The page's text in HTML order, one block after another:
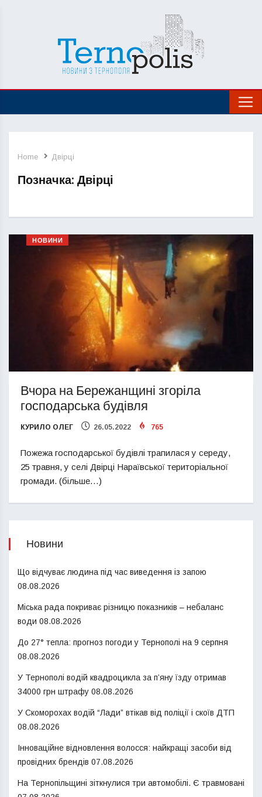
Home Двірці
Позначка: Двірці
НОВИНИ
Вчора на Бережанщині згоріла
господарська будівля
КУРИЛО ОЛЕГ 26.05.2022 765
Пожежа господарської будівлі трапилася у середу,
25 травня, у селі Двірці Нараївської територіальної
громади. (більше…)
Новини
Що відчуває людина під час виведення із запою
08.08.2026
Міська рада покриває різницю показників – небаланс
води 08.08.2026
До 27° тепла: прогноз погоди у Тернополі на 9 серпня
08.08.2026
У Тернополі водій квадроцикла за п’яну їзду отримав
34000 грн штрафу 08.08.2026
У Скоморохах водій “Лади” втікав від поліції і скоїв ДТП
08.08.2026
Інноваційне відновлення волосся: найкращі засоби від
провідних брендів 07.08.2026
На Тернопільщині зіткнулися три автомобілі. Є травмовані